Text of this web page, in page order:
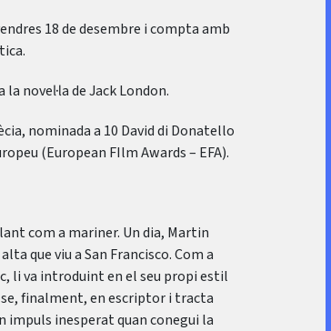
18 de desembre i compta amb
novel·la de Jack London.
nominada a 10 David di Donatello
(European FIlm Awards – EFA).
com a mariner. Un dia, Martin
que viu a San Francisco. Com a
li va introduint en el seu propi estil
finalment, en escriptor i tracta
impuls inesperat quan conegui la